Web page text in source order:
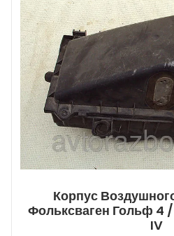
Корпус
Фольксваген Гольф 4
IV